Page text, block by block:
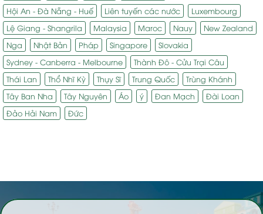
Hội An - Đà Nẵng - Huế
Liên tuyến các nước
Luxembourg
Lệ Giang - Shangrila
Malaysia Maroc Nauy
New Zealand
Nga
Nhật Bản Pháp Singapore
Slovakia
Sydney - Canberra - Melbourne
Thành Đô - Cửu Trại Câu
Thái Lan
Thổ Nhĩ Kỳ Thụy Sĩ Trung Quốc
Trùng Khánh
Tây Ban Nha
Tây Nguyên Áo ý Đan Mạch
Đài Loan
Đảo Hải Nam
Đức